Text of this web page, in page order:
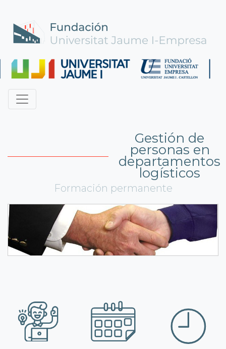
Gestión de
personas en
departamentos
logísticos
Formación permanente